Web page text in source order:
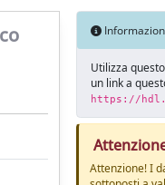
Utilizza
un link a
https://
Attenzione! I